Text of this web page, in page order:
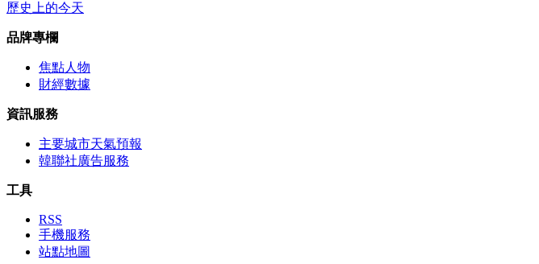
歷史上的今天
品牌專欄
焦點人物
財經數據
資訊服務
主要城市天氣預報
韓聯社廣告服務
工具
RSS
手機服務
站點地圖